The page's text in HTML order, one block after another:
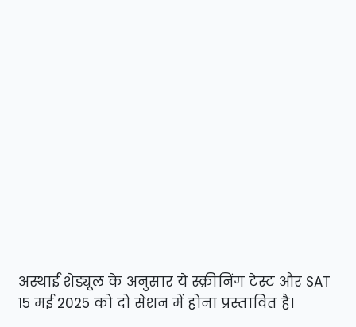
अस्थाई शेड्यूल के अनुसार ये स्क्रीनिंग टेस्ट और SAT
15 मई 2025 को दो सेशन में होना प्रस्तावित है।